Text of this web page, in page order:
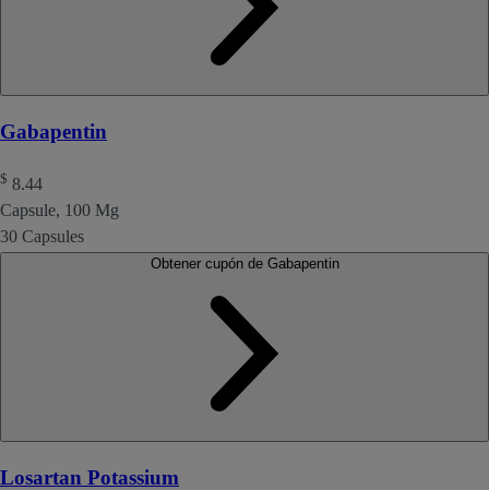
Gabapentin
$ 8.44
Capsule, 100 Mg
30 Capsules
Obtener cupón de Gabapentin
Losartan Potassium